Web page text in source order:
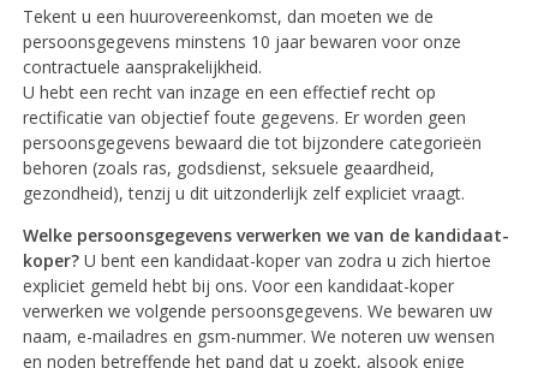
Tekent u een huurovereenkomst, dan moeten we de
persoonsgegevens minstens 10 jaar bewaren voor onze
contractuele aansprakelijkheid.
U hebt een recht van inzage en een effectief recht op
rectificatie van objectief foute gegevens. Er worden geen
persoonsgegevens bewaard die tot bijzondere categorieën
behoren (zoals ras, godsdienst, seksuele geaardheid,
gezondheid), tenzij u dit uitzonderlijk zelf expliciet vraagt.
Welke persoonsgegevens verwerken we van de kandidaat-
koper? U bent een kandidaat-koper van zodra u zich hiertoe
expliciet gemeld hebt bij ons. Voor een kandidaat-koper
verwerken we volgende persoonsgegevens. We bewaren uw
naam, e-mailadres en gsm-nummer. We noteren uw wensen
en noden betreffende het pand dat u zoekt, alsook enige